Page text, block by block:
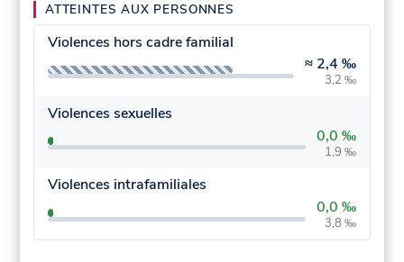
ATTEINTES AUX PERSONNES
Violences hors cadre familial
≈ 2,4 ‰
3,2 ‰
Violences sexuelles
0,0 ‰
1,9 ‰
Violences intrafamiliales
0,0 ‰
3,8 ‰